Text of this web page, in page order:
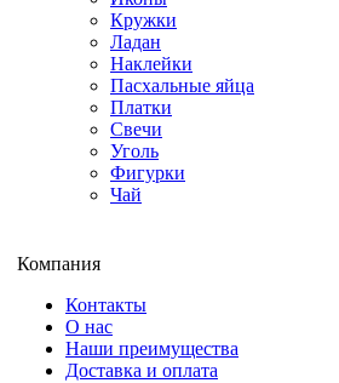
Кружки
Ладан
Наклейки
Пасхальные яйца
Платки
Свечи
Уголь
Фигурки
Чай
Компания
Контакты
О нас
Наши преимущества
Доставка и оплата